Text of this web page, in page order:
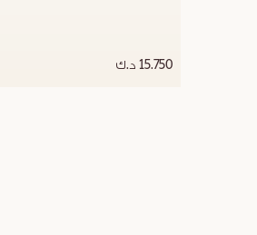
15.750 د.ك